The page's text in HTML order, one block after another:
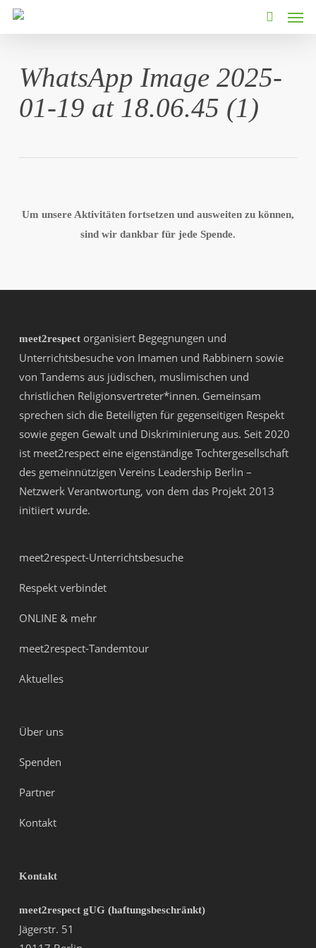
Skip
content
search
WhatsApp Image 2025-
01-19 at 18.06.45 (1)
Um unsere Aktivitäten fortsetzen und ausweiten zu können,
sind wir dankbar für jede Spende.
meet2respectorganisiert Begegnungen und
Unterrichtsbesuche von Imamen und Rabbinern sowie
von Tandems aus jüdischen, muslimischen und
christlichen Religionsvertreter*innen. Gemeinsam
sprechen sich die Beteiligten für gegenseitigen Respekt
sowie gegen Gewalt und Diskriminierung aus. Seit 2020
ist meet2respect eine eigenständige Tochtergesellschaft
des gemeinnützigen Vereins Leadership Berlin –
Netzwerk Verantwortung, von dem das Projekt 2013
initiiert wurde.
meet2respect-Unterrichtsbesuche
Respekt verbindet
ONLINE & mehr
meet2respect-Tandemtour
Aktuelles
Über uns
Spenden
Partner
Kontakt
Kontakt
meet2respect gUG (haftungsbeschränkt)
Jägerstr. 51